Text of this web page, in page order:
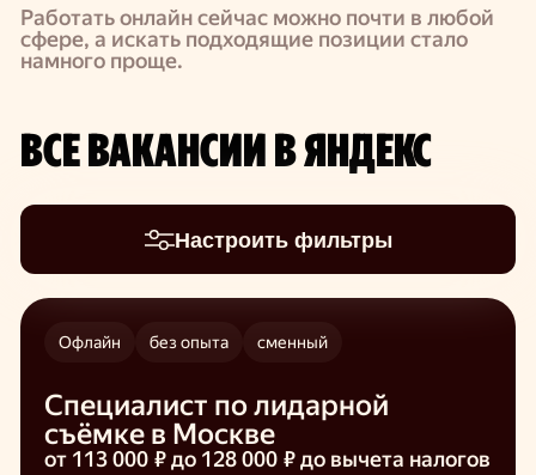
Работать онлайн сейчас можно почти в любой
сфере, а искать подходящие позиции стало
намного проще.
ВСЕ ВАКАНСИИ В ЯНДЕКС
Настроить фильтры
Офлайн без опыта сменный
Специалист по лидарной
съёмке в Москве
от 113 000 ₽ до 128 000 ₽до вычета налогов